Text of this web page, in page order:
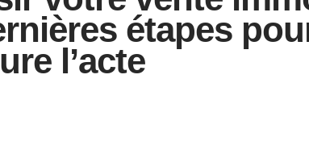
étapes
l’acte